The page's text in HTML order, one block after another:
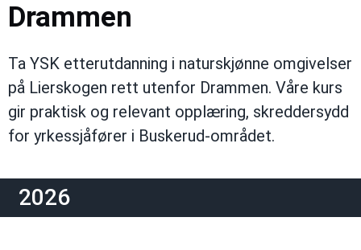
Drammen
Ta YSK etterutdanning i naturskjønne omgivelser
på Lierskogen rett utenfor Drammen. Våre kurs
gir praktisk og relevant opplæring, skreddersydd
for yrkessjåfører i Buskerud-området.
2026